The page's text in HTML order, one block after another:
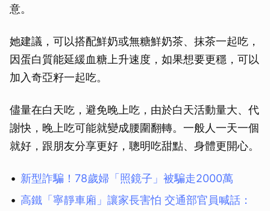
意。
她建議，可以搭配鮮奶或無糖鮮奶茶、抹茶一起吃，
因蛋白質能延緩血糖上升速度，如果想要更穩，可以
加入奇亞籽一起吃。
儘量在白天吃，避免晚上吃，由於白天活動量大、代
謝快，晚上吃可能就變成腰圍翻轉。一般人一天一個
就好，跟朋友分享更好，聰明吃甜點、身體更開心。
新型詐騙！78歲婦「照鏡子」被騙走2000萬
高鐵「寧靜車廂」讓家長害怕 交通部官員喊話：